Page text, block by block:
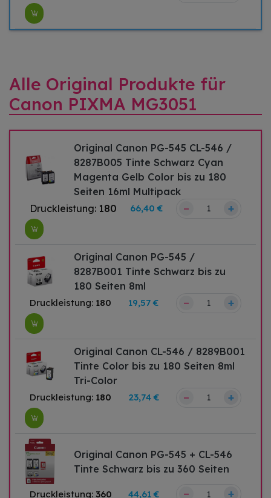
Alle Original Produkte für
Canon PIXMA MG3051
Original Canon PG-545 CL-546 /
8287B005 Tinte Schwarz Cyan
Magenta Gelb Color bis zu 180
Seiten 16ml Multipack
Druckleistung: 180 66,40 € – +
Original Canon PG-545 /
8287B001 Tinte Schwarz bis zu
180 Seiten 8ml
Druckleistung: 180 19,57 € – +
Original Canon CL-546 / 8289B001
Tinte Color bis zu 180 Seiten 8ml
Tri-Color
Druckleistung: 180 23,74 € – +
Original Canon PG-545 + CL-546
Tinte Schwarz bis zu 360 Seiten
Druckleistung: 360 44,61 € – +